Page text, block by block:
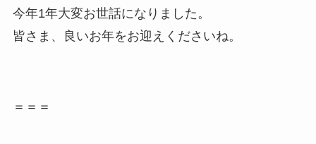
今年1年大変お世話になりました。
皆さま、良いお年をお迎えくださいね。
＝＝＝